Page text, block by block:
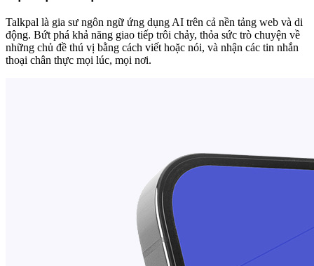
Talkpal là gia sư ngôn ngữ ứng dụng AI trên cả nền tảng web và di
động. Bứt phá khả năng giao tiếp trôi chảy, thỏa sức trò chuyện về
những chủ đề thú vị bằng cách viết hoặc nói, và nhận các tin nhắn
thoại chân thực mọi lúc, mọi nơi.